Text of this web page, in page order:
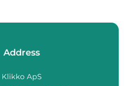
Address